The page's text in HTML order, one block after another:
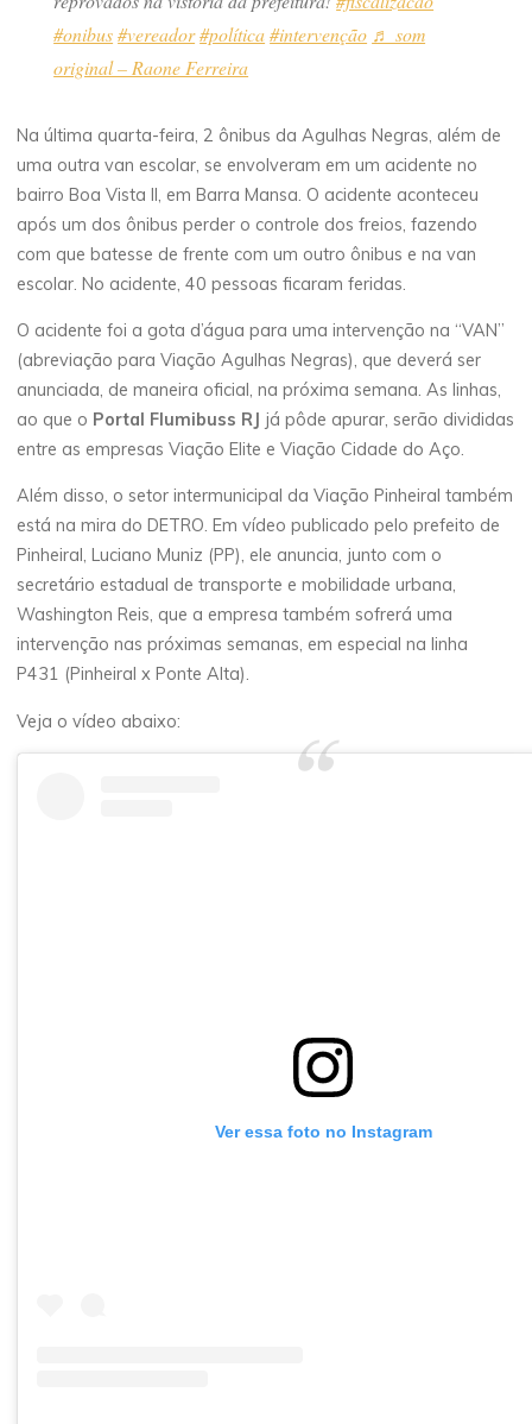
#onibus #vereador#política #intervenção ♬ som
original – Raone Ferreira
Na última quarta-feira, 2 ônibus da Agulhas Negras, além de
uma outra van escolar, se envolveram em um acidente no
bairro Boa Vista II, em Barra Mansa. O acidente aconteceu
após um dos ônibus perder o controle dos freios, fazendo
com que batesse de frente com um outro ônibus e na van
escolar. No acidente, 40 pessoas ficaram feridas.
O acidente foi a gota d’água para uma intervenção na “VAN”
(abreviação para Viação Agulhas Negras), que deverá ser
anunciada, de maneira oficial, na próxima semana. As linhas,
ao que o Portal Flumibuss RJ
já pôde apurar, serão divididas
entre as empresas Viação Elite e Viação Cidade do Aço.
Além disso, o setor intermunicipal da Viação Pinheiral também
está na mira do DETRO. Em vídeo publicado pelo prefeito de
Pinheiral, Luciano Muniz (PP), ele anuncia, junto com o
secretário estadual de transporte e mobilidade urbana,
Washington Reis, que a empresa também sofrerá uma
intervenção nas próximas semanas, em especial na linha
P431 (Pinheiral x Ponte Alta).
Veja o vídeo abaixo:
Ver essa foto no Instagram